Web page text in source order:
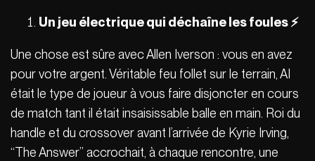
Un jeu électrique qui déchaîne les foules ⚡
Une chose est sûre avec Allen Iverson : vous en avez
pour votre argent. Véritable feu follet sur le terrain, AI
était le type de joueur à vous faire disjoncter en cours
de match tant il était insaisissable balle en main. Roi du
handle et du crossover avant l’arrivée de Kyrie Irving,
“The Answer” accrochait, à chaque rencontre, une